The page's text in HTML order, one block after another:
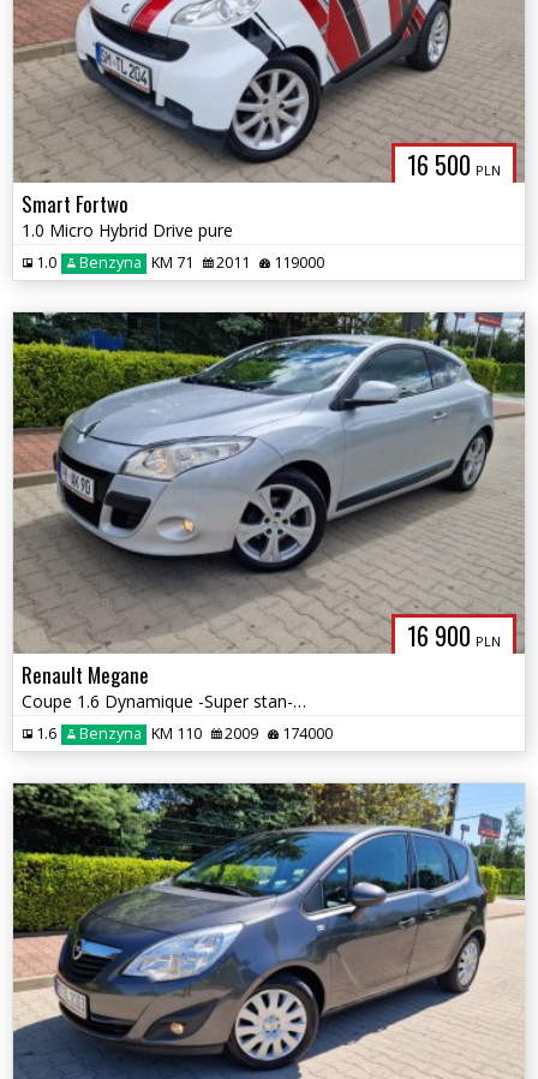
16 500 PLN
Smart Fortwo
1.0 Micro Hybrid Drive pure
1.0 Benzyna KM 71 2011 119000
16 900 PLN
Renault Megane
Coupe 1.6 Dynamique -Super stan-Gwarancja
1.6 Benzyna KM 110 2009 174000